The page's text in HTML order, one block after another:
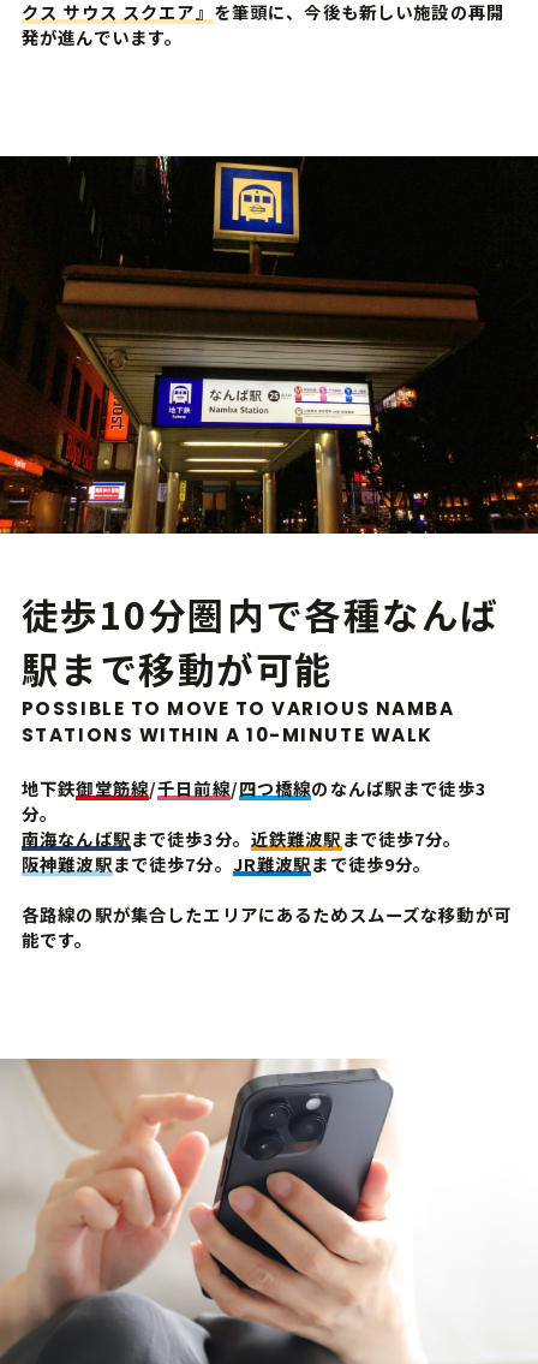
ルームタイプ
ロケーション
ギャラリー
物件概要
クス サウス スクエア』 を筆頭に、今後も新しい施設の再開
発が進んでいます。
徒歩10分圏内で各種なんば
駅まで移動が可能
POSSIBLE TO MOVE TO VARIOUS NAMBA
STATIONS WITHIN A 10-MINUTE WALK
地下鉄御堂筋線/千日前線/四つ橋線のなんば駅まで徒歩3
分。
南海なんば駅まで徒歩3分。 近鉄難波駅まで徒歩7分。
阪神難波駅まで徒歩7分。 JR難波駅まで徒歩9分。
各路線の駅が集合したエリアにあるためスムーズな移動が可
能です。